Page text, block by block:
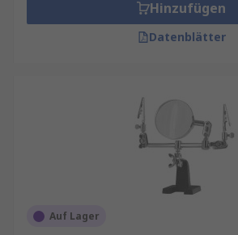
Hinzufügen
Datenblätter
Auf Lager